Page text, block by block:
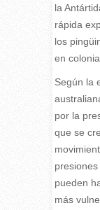
la
rápida
los
en
Según la
por la
que se
pueden
más